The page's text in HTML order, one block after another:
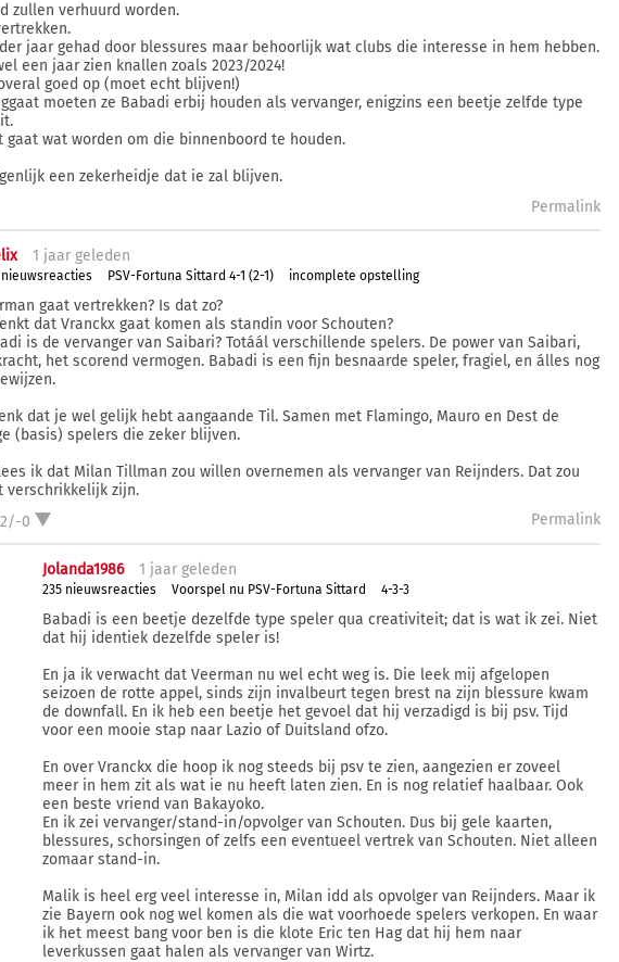
zullen verhuurd worden.
jaar gehad door blessures maar behoorlijk wat clubs die interesse in hem hebben.
een jaar zien knallen zoals 2023/2024!
goed op (moet echt blijven!)
moeten ze Babadi erbij houden als vervanger, enigzins een beetje zelfde type
gaat wat worden om die binnenboord te houden.
een zekerheidje dat ie zal blijven.
Permalink
1 jaar geleden
nieuwsreacties PSV-Fortuna Sittard 4-1 (2-1) incomplete opstelling
gaat vertrekken? Is dat zo?
dat Vranckx gaat komen als standin voor Schouten?
is de vervanger van Saibari? Totáál verschillende spelers. De power van Saibari,
het scorend vermogen. Babadi is een fijn besnaarde speler, fragiel, en álles nog
dat je wel gelijk hebt aangaande Til. Samen met Flamingo, Mauro en Dest de
(basis) spelers die zeker blijven.
ik dat Milan Tillman zou willen overnemen als vervanger van Reijnders. Dat zou
verschrikkelijk zijn.
0
Permalink
Jolanda1986 1 jaar geleden
235 nieuwsreacties Voorspel nu PSV-Fortuna Sittard 4-3-3
Babadi is een beetje dezelfde type speler qua creativiteit; dat is wat ik zei. Niet
dat hij identiek dezelfde speler is!
En ja ik verwacht dat Veerman nu wel echt weg is. Die leek mij afgelopen
seizoen de rotte appel, sinds zijn invalbeurt tegen brest na zijn blessure kwam
de downfall. En ik heb een beetje het gevoel dat hij verzadigd is bij psv. Tijd
voor een mooie stap naar Lazio of Duitsland ofzo.
En over Vranckx die hoop ik nog steeds bij psv te zien, aangezien er zoveel
meer in hem zit als wat ie nu heeft laten zien. En is nog relatief haalbaar. Ook
een beste vriend van Bakayoko.
En ik zei vervanger/stand-in/opvolger van Schouten. Dus bij gele kaarten,
blessures, schorsingen of zelfs een eventueel vertrek van Schouten. Niet alleen
zomaar stand-in.
Malik is heel erg veel interesse in, Milan idd als opvolger van Reijnders. Maar ik
zie Bayern ook nog wel komen als die wat voorhoede spelers verkopen. En waar
ik het meest bang voor ben is die klote Eric ten Hag dat hij hem naar
leverkussen gaat halen als vervanger van Wirtz.